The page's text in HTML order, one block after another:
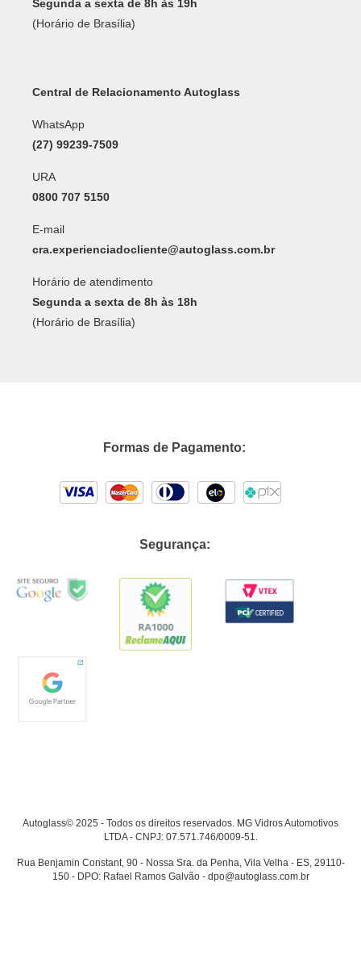
Segunda a sexta de 8h às 19h
(Horário de Brasília)
Central de Relacionamento Autoglass
WhatsApp
(27) 99239-7509
URA
0800 707 5150
E-mail
cra.experienciadocliente@autoglass.com.br
Horário de atendimento
Segunda a sexta de 8h às 18h
(Horário de Brasília)
Formas de Pagamento:
Segurança:
Autoglass© 2025 - Todos os direitos reservados. MG Vidros Automotivos
LTDA - CNPJ: 07.571.746/0009-51.
Rua Benjamin Constant, 90 - Nossa Sra. da Penha, Vila Velha - ES, 29110-
150 - DPO: Rafael Ramos Galvão - dpo@autoglass.com.br